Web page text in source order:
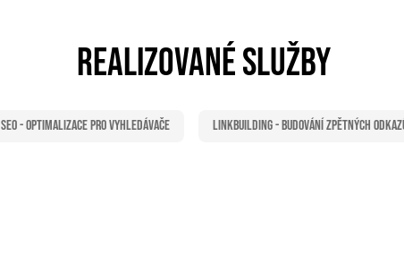
REALIZOVANÉ SLUŽBY
SEO - Optimalizace pro vyhledávače Linkbuilding - Budování zpětných